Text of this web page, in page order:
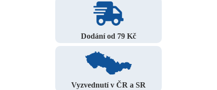
Dodání od 79 Kč
Vyzvednutí v ČR a SR